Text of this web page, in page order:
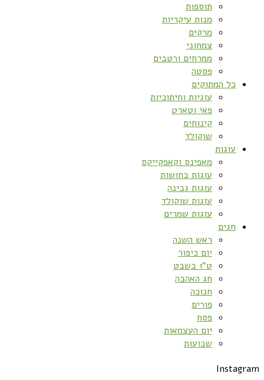
תוספות
מנות עיקריות
מרקים
צמחוני
ממרחים ורטבים
פסטה
כל המתוקים
עוגיות וחיתוכיות
פאי וטארט
קינוחים
שוקולד
עוגות
מאפינס וקאפקייקס
עוגות בחושות
עוגות גבינה
עוגות שוקולד
עוגות שמרים
חגים
ראש השנה
יום כיפור
ט”ו בשבט
חג האהבה
חנוכה
פורים
פסח
יום העצמאות
שבועות
Instagram